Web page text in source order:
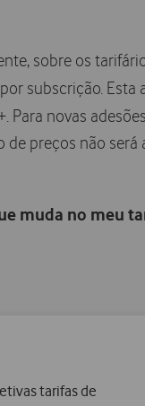
sobre os
subscrição.
Para novas
de preços não
muda no meu
tarifas de